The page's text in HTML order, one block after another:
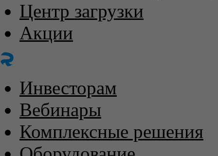
Центр загрузки
Акции
Инвесторам
Вебинары
Комплексные решения